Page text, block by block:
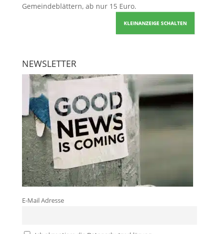
Gemeindeblättern, ab nur 15 Euro.
KLEINANZEIGE SCHALTEN
NEWSLETTER
E-Mail Adresse